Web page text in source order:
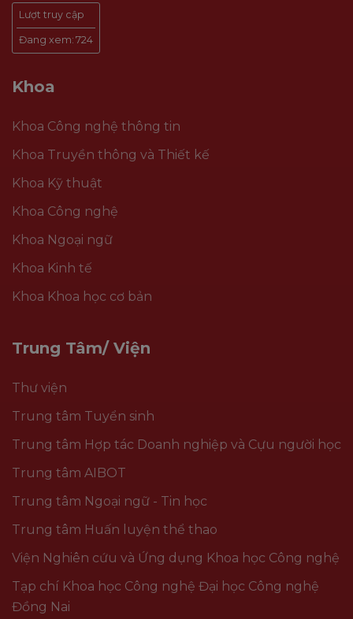
Lượt truy cập
Đang xem: 724
Khoa
Khoa Công nghệ thông tin
Khoa Truyền thông và Thiết kế
Khoa Kỹ thuật
Khoa Công nghệ
Khoa Ngoại ngữ
Khoa Kinh tế
Khoa Khoa học cơ bản
Trung Tâm/ Viện
Thư viện
Trung tâm Tuyển sinh
Trung tâm Hợp tác Doanh nghiệp và Cựu người học
Trung tâm AIBOT
Trung tâm Ngoại ngữ - Tin học
Trung tâm Huấn luyện thể thao
Viện Nghiên cứu và Ứng dụng Khoa học Công nghệ
Tạp chí Khoa học Công nghệ Đại học Công nghệ
Đồng Nai